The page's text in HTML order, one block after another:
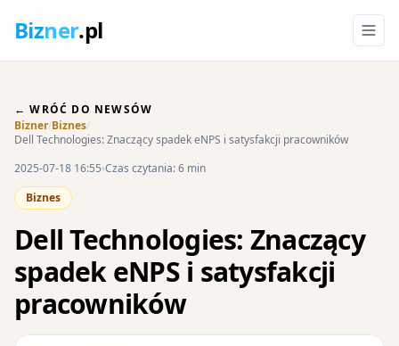
Bizner.pl
← WRÓĆ DO NEWSÓW
Bizner/Biznes/
Dell Technologies: Znaczący spadek eNPS i satysfakcji pracowników
2025-07-18 16:55 Czas czytania: 6 min
Biznes
Dell Technologies: Znaczący
spadek eNPS i satysfakcji
pracowników